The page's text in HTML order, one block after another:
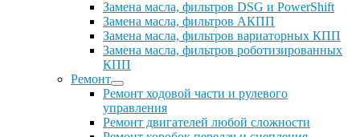
Замена масла, фильтров DSG и PowerShift
Замена масла, фильтров АКПП
Замена масла, фильтров вариаторных КПП
Замена масла, фильтров роботизированных
КПП
Ремонт
Ремонт ходовой части и рулевого
управления
Ремонт двигателей любой сложности